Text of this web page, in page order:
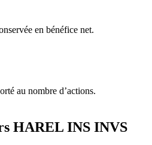
en bénéfice net.
au nombre d’actions.
HAREL INS INVS